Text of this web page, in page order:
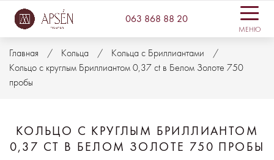
063 868 88 20
МЕНЮ
Главная Кольца
Кольца с Бриллиантами
Кольцо с круглым Бриллиантом 0,37 ct в Белом Золоте 750
пробы
КОЛЬЦО С КРУГЛЫМ БРИЛЛИАНТОМ
0,37 CT В БЕЛОМ ЗОЛОТЕ 750 ПРОБЫ